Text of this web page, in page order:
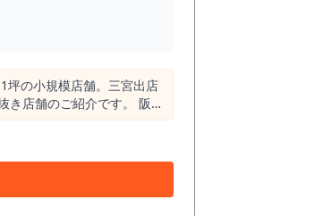
坪の小規模店舗。三宮出店
戸最大のターミナル立地。
社員の会食需要、観光
既存設備として活用できる